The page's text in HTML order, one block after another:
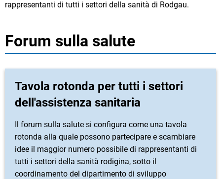
rappresentanti di tutti i settori della sanità di Rodgau.
Forum sulla salute
Tavola rotonda per tutti i settori
dell'assistenza sanitaria
Il forum sulla salute si configura come una tavola
rotonda alla quale possono partecipare e scambiare
idee il maggior numero possibile di rappresentanti di
tutti i settori della sanità rodigina, sotto il
coordinamento del dipartimento di sviluppo